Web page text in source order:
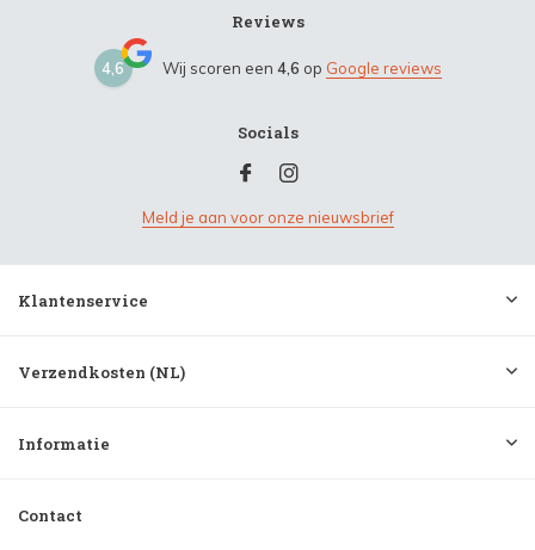
Reviews
4,6 Wij scoren een 4,6 op Google reviews
Socials
Meld je aan voor onze nieuwsbrief
Klantenservice
Verzendkosten (NL)
Informatie
Contact